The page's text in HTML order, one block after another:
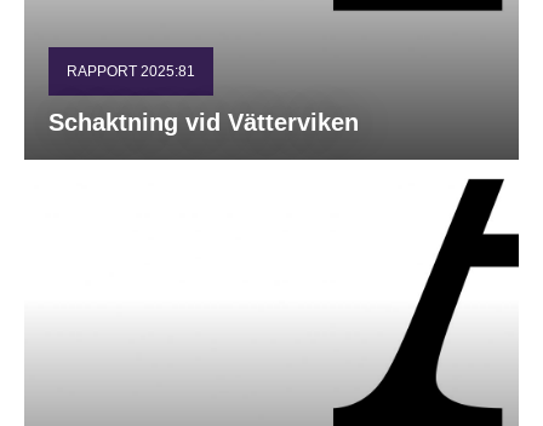
RAPPORT 2025:81
Schaktning vid Vätterviken